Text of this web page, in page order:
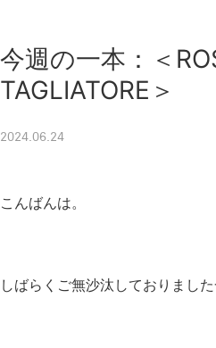
今週の一本：＜
TAGLIATORE＞
2024.06.24
こんばんは。
しばらくご無沙汰しておりまし